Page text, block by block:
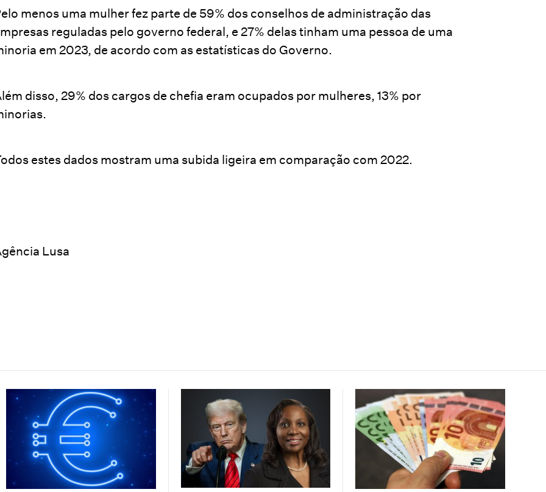
menos uma mulher fez parte de 59% dos conselhos de administração das
reguladas pelo governo federal, e 27% delas tinham uma pessoa de uma
em 2023, de acordo com as estatísticas do Governo.
disso, 29% dos cargos de chefia eram ocupados por mulheres, 13% por
estes dados mostram uma subida ligeira em comparação com 2022.
Lusa